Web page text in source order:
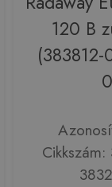
120 B
(383812-